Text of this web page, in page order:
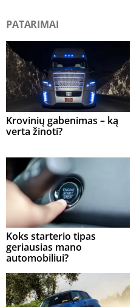
PATARIMAI
Krovinių gabenimas – ką
verta žinoti?
Koks starterio tipas
geriausias mano
automobiliui?